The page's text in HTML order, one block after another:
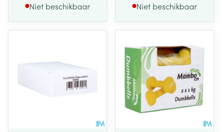
Niet beschikbaar Niet beschikbaar